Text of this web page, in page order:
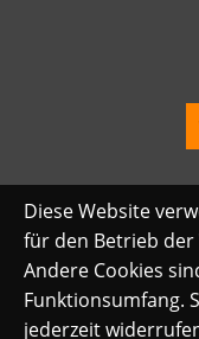
Diese Website
für den Betrieb
Andere Cookies
Funktionsumfang.
jederzeit